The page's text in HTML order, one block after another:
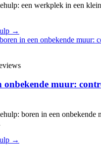
een werkplek in een
→
onbekende muur:
boren in een onbekende
→